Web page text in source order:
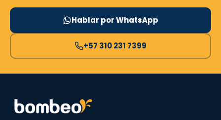
Hablar por WhatsApp
+57 310 231 7399